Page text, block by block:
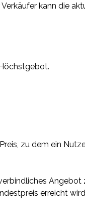
kann die
zu dem ein
Angebot
erreicht